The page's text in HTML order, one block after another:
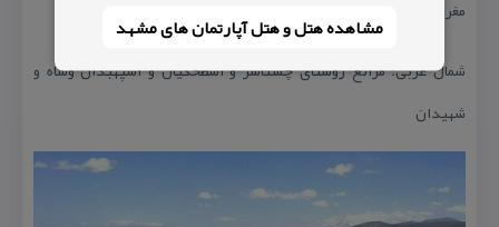
مشاهده هتل و هتل‌ آپارتمان های مشهد
مغرب: مراتع و اراضی روستای اسطخكیان
شمال غربی: مراتع روستای چشناسر و اسطخكیان و اسپهبدان وشاه و
شهیدان